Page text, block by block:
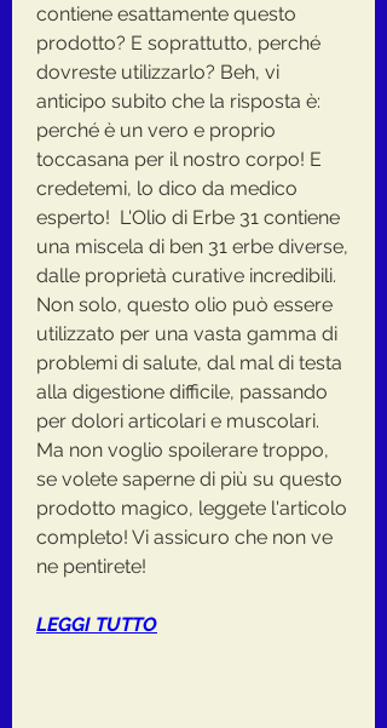
contiene esattamente questo
prodotto? E soprattutto, perché
dovreste utilizzarlo? Beh, vi
anticipo subito che la risposta è:
perché è un vero e proprio
toccasana per il nostro corpo! E
credetemi, lo dico da medico
esperto!  L'Olio di Erbe 31 contiene
una miscela di ben 31 erbe diverse,
dalle proprietà curative incredibili.
Non solo, questo olio può essere
utilizzato per una vasta gamma di
problemi di salute, dal mal di testa
alla digestione difficile, passando
per dolori articolari e muscolari.
Ma non voglio spoilerare troppo,
se volete saperne di più su questo
prodotto magico, leggete l'articolo
completo! Vi assicuro che non ve
ne pentirete!
LEGGI TUTTO